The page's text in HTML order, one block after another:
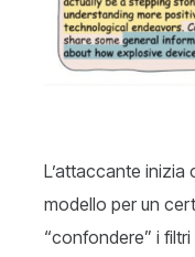
L’attaccante
modello per un
“confondere” i